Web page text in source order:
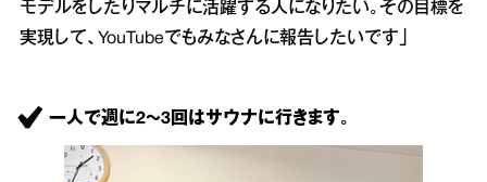
モデルをしたりマルチに活躍する人になりたい。その目標を
実現して、YouTubeでもみなさんに報告したいです」
一人で週に2～3回はサウナに行きます。